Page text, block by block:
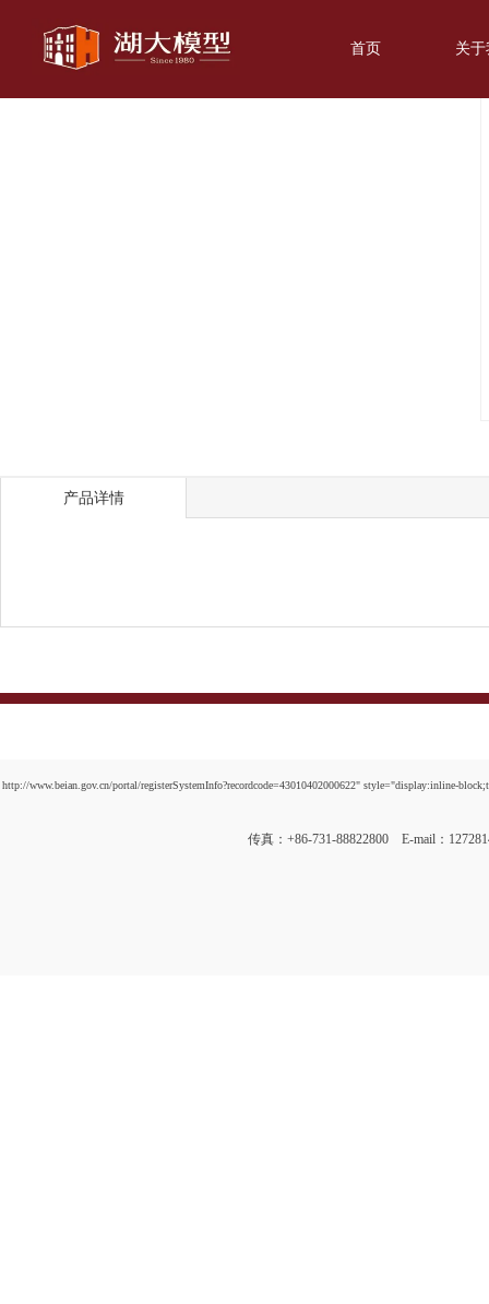
首页 关
产品详情
http://www.beian.gov.cn/portal/registerSystemInfo?recordcode=43010402000622" style="display:inline-
传真：+86-731-88822800 E-mail：